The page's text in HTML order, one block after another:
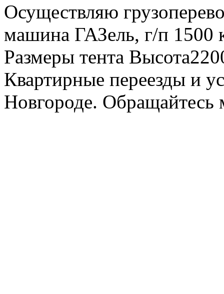
Осуществляю
машина ГАЗель, г/п 1500
Размеры тента
Квартирные переезды и
Новгороде.